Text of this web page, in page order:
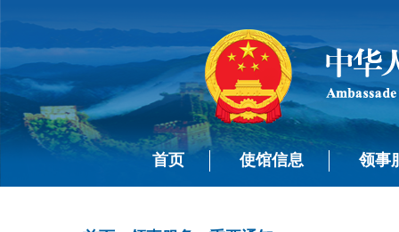
首页 使馆信息 领事